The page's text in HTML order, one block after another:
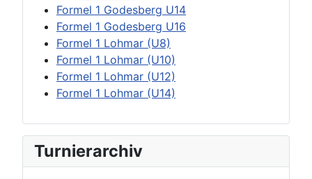
Formel 1 Godesberg U14
Formel 1 Godesberg U16
Formel 1 Lohmar (U8)
Formel 1 Lohmar (U10)
Formel 1 Lohmar (U12)
Formel 1 Lohmar (U14)
Turnierarchiv